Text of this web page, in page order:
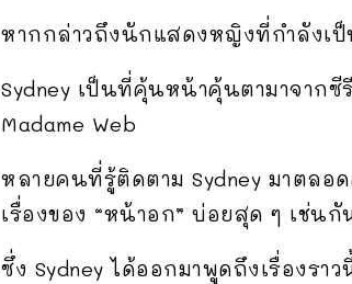
หากกล่าวถึงนักแสดงหญิงที่กำลังเ
Sydney เป็นที่คุ้นหน้าคุ้นตามาจากซี
Madame Web
หลายคนที่รู้ติดตาม Sydney มาตลอ
เรื่องของ “หน้าอก” บ่อยสุด ๆ เช่นกั
ซึ่ง Sydney ได้ออกมาพูดถึงเรื่องรา